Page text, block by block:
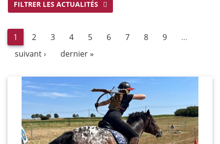
FILTRER LES ACTUALITÉS
1 2 3 4 5 6 7 8 9
…
suivant ›
dernier »